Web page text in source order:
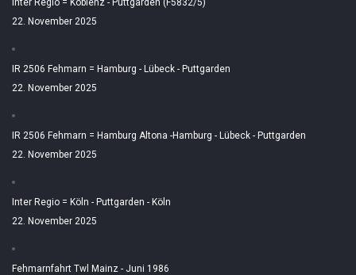
Inter Regio = Koblenz - Puttgarden (F5832/5)
22. November 2025
IR 2506 Fehmarn = Hamburg - Lübeck - Puttgarden
22. November 2025
IR 2506 Fehmarn = Hamburg Altona -Hamburg - Lübeck - Puttgarden
22. November 2025
Inter Regio = Köln - Puttgarden - Köln
22. November 2025
Fehmarnfahrt Twl Mainz - Juni 1986